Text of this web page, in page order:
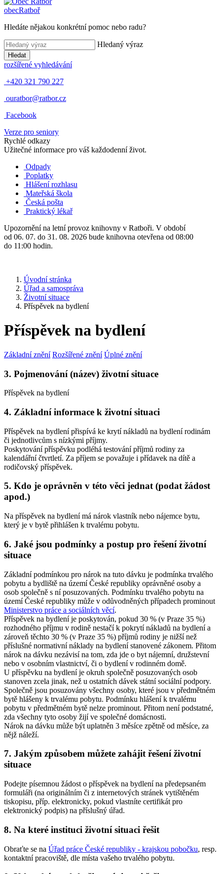
obecRatboř
Hledáte nějakou konkrétní pomoc nebo radu?
Hledaný výraz
Hledat
rozšířené vyhledávání
+420 321 790 227
ouratbor@ratbor.cz
Facebook
Verze pro seniory
Rychlé odkazy
Užitečné informace pro váš každodenní život.
Odpady
Poplatky
Hlášení rozhlasu
Mateřská škola
Česká pošta
Praktický lékař
Upozornění na letní provoz knihovny v Ratboři. V období
od 06. 07. do 31. 08. 2026 bude knihovna otevřena od 08:00
do 11:00 hodin.
Úvodní stránka
Úřad a samospráva
Životní situace
Příspěvek na bydlení
Příspěvek na bydlení
Základní znění Rozšířené znění Úplné znění
3. Pojmenování (název) životní situace
Příspěvek na bydlení
4. Základní informace k životní situaci
Příspěvek na bydlení přispívá ke krytí nákladů na bydlení rodinám
či jednotlivcům s nízkými příjmy.
Poskytování příspěvku podléhá testování příjmů rodiny za
kalendářní čtvrtletí. Za příjem se považuje i přídavek na dítě a
rodičovský příspěvek.
5. Kdo je oprávněn v této věci jednat (podat žádost
apod.)
Na příspěvek na bydlení má nárok vlastník nebo nájemce bytu,
který je v bytě přihlášen k trvalému pobytu.
6. Jaké jsou podmínky a postup pro řešení životní
situace
Základní podmínkou pro nárok na tuto dávku je podmínka trvalého
pobytu a bydliště na území České republiky oprávněné osoby a
osob společně s ní posuzovaných. Podmínku trvalého pobytu na
území České republiky může v odůvodněných případech prominout
Ministerstvo práce a sociálních věcí.
Příspěvek na bydlení je poskytován, pokud 30 % (v Praze 35 %)
rozhodného příjmu v rodině nestačí k pokrytí nákladů na bydlení a
zároveň těchto 30 % (v Praze 35 %) příjmů rodiny je nižší než
příslušné normativní náklady na bydlení stanovené zákonem. Přitom
nárok na dávku nezávisí na tom, zda jde o byt nájemní, družstevní
nebo v osobním vlastnictví, či o bydlení v rodinném domě.
U příspěvku na bydlení je okruh společně posuzovaných osob
stanoven zcela jinak, než u ostatních dávek státní sociální podpory.
Společně jsou posuzovány všechny osoby, které jsou v předmětném
bytě hlášeny k trvalému pobytu. Podmínku hlášení k trvalému
pobytu v předmětném bytě nelze prominout. Přitom není podstatné,
zda všechny tyto osoby žijí ve společné domácnosti.
Nárok na dávku může být uplatněn 3 měsíce zpětně od měsíce, za
nějž náleží.
7. Jakým způsobem můžete zahájit řešení životní
situace
Podejte písemnou žádost o příspěvek na bydlení na předepsaném
formuláři (na originálním či z internetových stránek vytištěném
tiskopisu, příp. elektronicky, pokud vlastníte certifikát pro
elektronický podpis) na příslušný úřad.
8. Na které instituci životní situaci řešit
Obraťte se na Úřad práce České republiky - krajskou pobočku, resp.
kontaktní pracoviště, dle místa vašeho trvalého pobytu.